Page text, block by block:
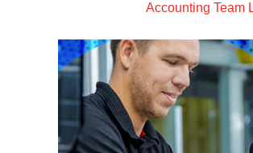
Accounting Team